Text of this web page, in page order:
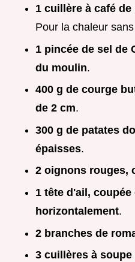
1 cuillère à café
Pour la chaleur
1 pincée de sel de
du moulin.
400 g de courge
de 2 cm.
300 g de patates
épaisses.
2 oignons rouges,
1 tête d'ail, coupée
horizontalement.
2 branches de
3 cuillères à